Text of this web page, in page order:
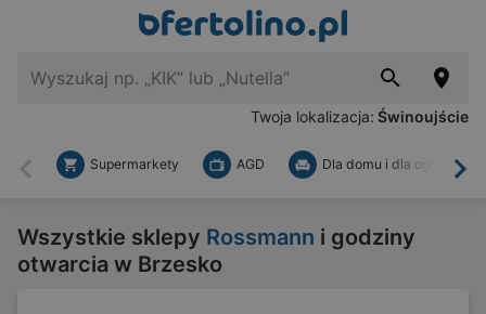
Twoja lokalizacja: Świnoujście
Wstecz
Supermarkety AGD Dla domu i dla ogrodu
Wszystkie sklepy Rossmann i godziny
otwarcia w Brzesko